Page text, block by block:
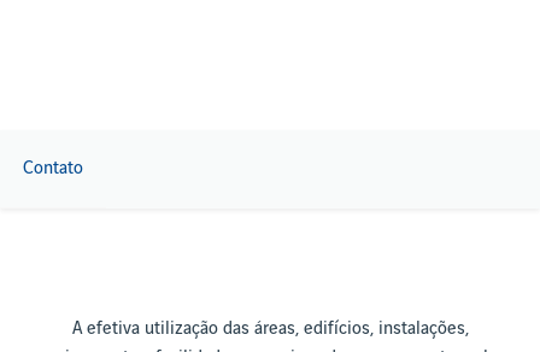
Contato
A efetiva utilização das áreas, edifícios, instalações,